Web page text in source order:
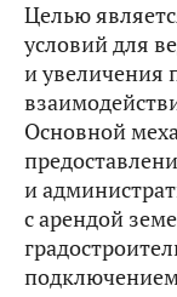
Целью
условий для
и увеличения
Основной
и
с арендой